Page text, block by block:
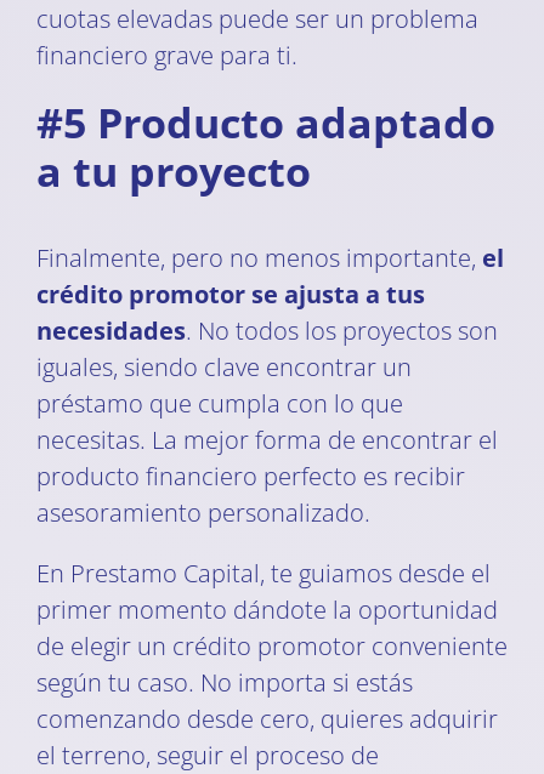
cuotas elevadas puede ser un problema
financiero grave para ti.
#5 Producto adaptado
a tu proyecto
Finalmente, pero no menos importante, el
crédito promotor se ajusta a tus
necesidades. No todos los proyectos son
iguales, siendo clave encontrar un
préstamo que cumpla con lo que
necesitas. La mejor forma de encontrar el
producto financiero perfecto es recibir
asesoramiento personalizado.
En Prestamo Capital, te guiamos desde el
primer momento dándote la oportunidad
de elegir un crédito promotor conveniente
según tu caso. No importa si estás
comenzando desde cero, quieres adquirir
el terreno, seguir el proceso de